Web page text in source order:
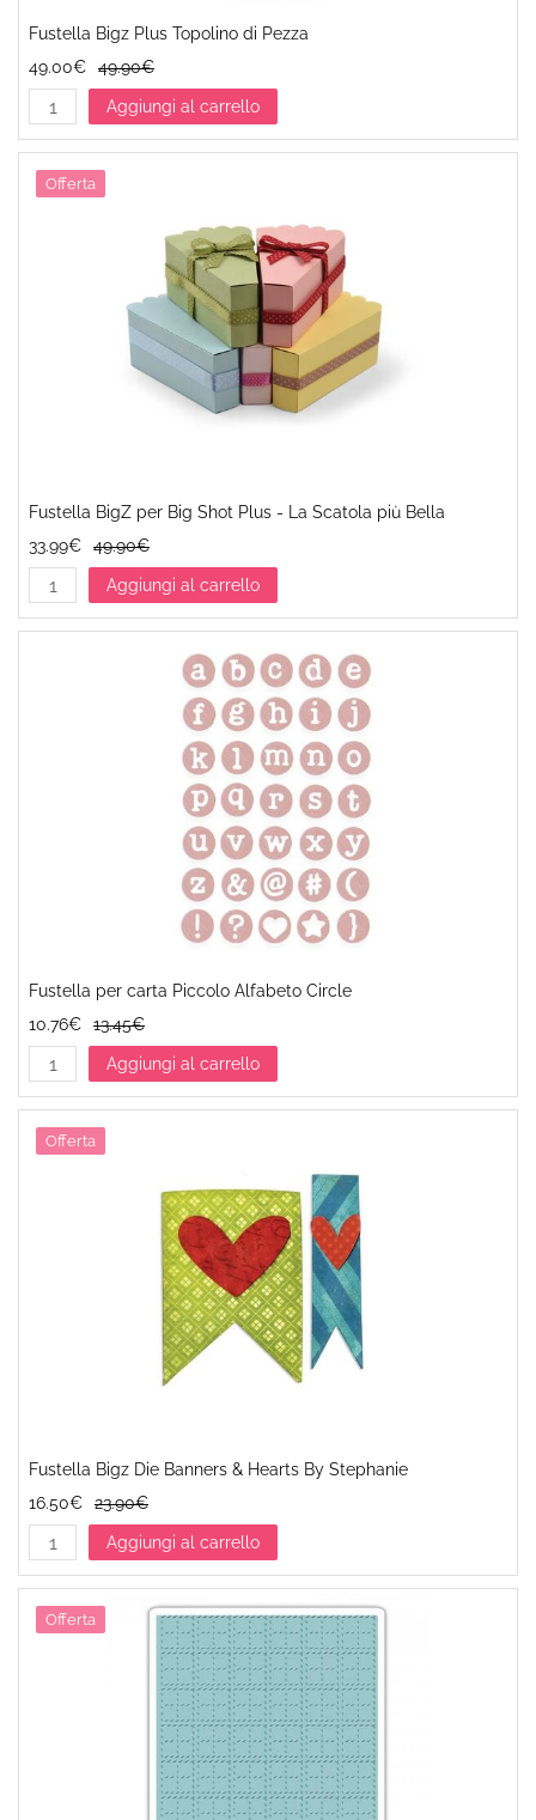
Fustella Bigz Plus Topolino di Pezza
49.00€
49.90€
Aggiungi al carrello
Offerta
Fustella BigZ per Big Shot Plus - La Scatola più Bella
33.99€
49.90€
Aggiungi al carrello
Fustella per carta Piccolo Alfabeto Circle
10.76€
13.45€
Aggiungi al carrello
Offerta
Fustella Bigz Die Banners & Hearts By Stephanie
16.50€
23.90€
Aggiungi al carrello
Offerta